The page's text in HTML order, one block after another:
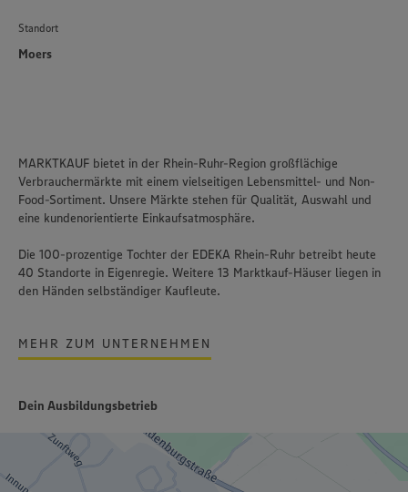
Standort
Moers
MARKTKAUF bietet in der Rhein-Ruhr-Region großflächige
Verbrauchermärkte mit einem vielseitigen Lebensmittel- und Non-
Food-Sortiment. Unsere Märkte stehen für Qualität, Auswahl und
eine kundenorientierte Einkaufsatmosphäre.​
Die 100-prozentige Tochter der EDEKA Rhein-Ruhr betreibt heute
40 Standorte in Eigenregie. Weitere 13 Marktkauf-Häuser liegen in
den Händen selbständiger Kaufleute.
MEHR ZUM UNTERNEHMEN
Dein Ausbildungsbetrieb